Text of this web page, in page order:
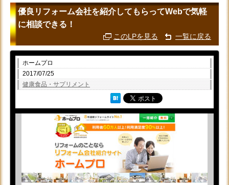
優良リフォーム会社を紹介してもらってWebで気軽
に相談できる！
このLPを見る 一覧に戻る
ホームプロ
2017/07/25
健康食品・サプリメント